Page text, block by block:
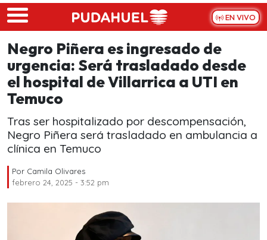
Skip to main content
EN VIVO
Negro Piñera es ingresado de
urgencia: Será trasladado desde
el hospital de Villarrica a UTI en
Temuco
Tras ser hospitalizado por descompensación,
Negro Piñera será trasladado en ambulancia a
clínica en Temuco
Por Camila Olivares
febrero 24, 2025 - 3:52 pm